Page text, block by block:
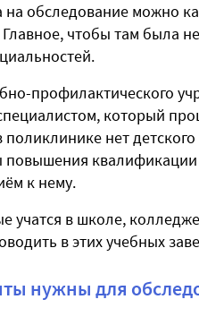
на обследование можно
чтобы там была
профилактического
который
нет
квалификации
к нему.
учатся в школе,
в этих учебных
нужны для